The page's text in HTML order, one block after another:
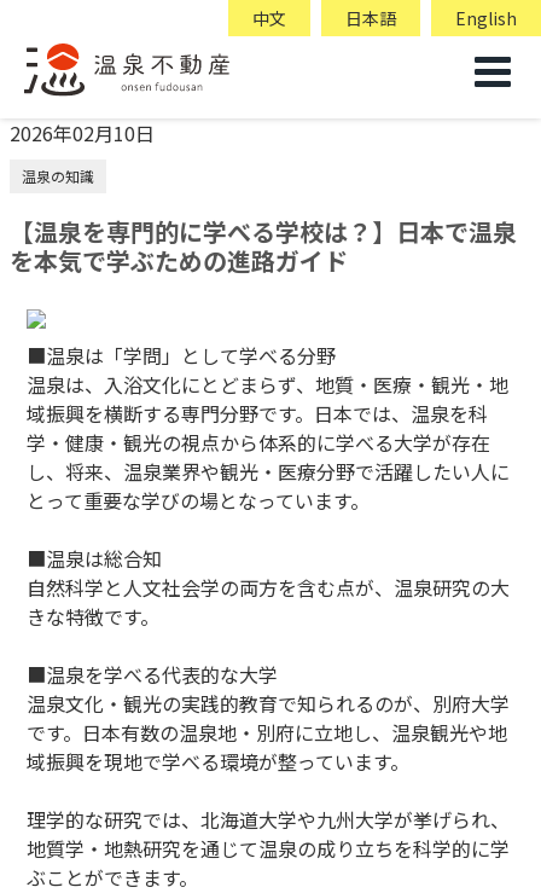
中文 日本語 English
2026年02月10日
温泉の知識
【温泉を専門的に学べる学校は？】日本で温泉
を本気で学ぶための進路ガイド
■温泉は「学問」として学べる分野
温泉は、入浴文化にとどまらず、地質・医療・観光・地
域振興を横断する専門分野です。日本では、温泉を科
学・健康・観光の視点から体系的に学べる大学が存在
し、将来、温泉業界や観光・医療分野で活躍したい人に
とって重要な学びの場となっています。
■温泉は総合知
自然科学と人文社会学の両方を含む点が、温泉研究の大
きな特徴です。
■温泉を学べる代表的な大学
温泉文化・観光の実践的教育で知られるのが、別府大学
です。日本有数の温泉地・別府に立地し、温泉観光や地
域振興を現地で学べる環境が整っています。
理学的な研究では、北海道大学や九州大学が挙げられ、
地質学・地熱研究を通じて温泉の成り立ちを科学的に学
ぶことができます。